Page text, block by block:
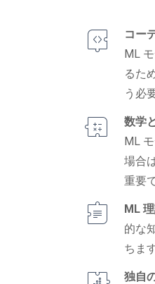
コー
ML
るた
う必
数学
ML
場合
重要
ML
的な
ちま
独自